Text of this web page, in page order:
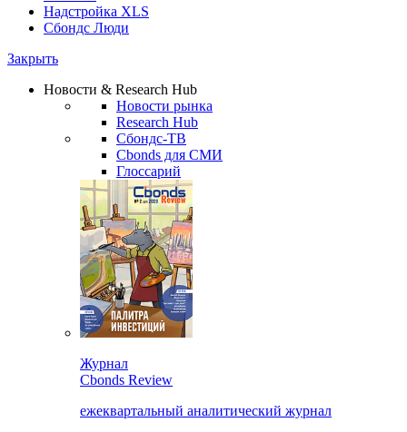
Надстройка XLS
Сбондс Люди
Закрыть
Новости & Research Hub
Новости рынка
Research Hub
Сбондс-ТВ
Cbonds для СМИ
Глоссарий
Журнал
Cbonds Review
ежеквартальный аналитический журнал